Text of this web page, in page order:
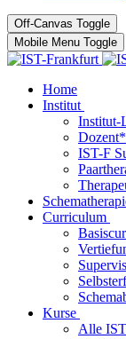
Off-Canvas Toggle
Mobile Menu Toggle
Home
Institut
Institut-
IST-F
Curriculum
Kurse
Alle